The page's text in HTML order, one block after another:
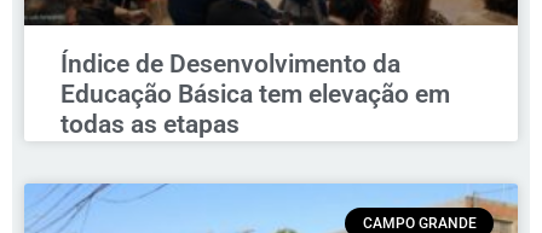
Índice de Desenvolvimento da
Educação Básica tem elevação em
todas as etapas
CAMPO GRANDE